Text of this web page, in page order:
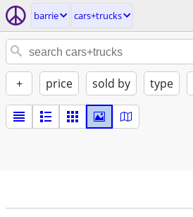
barrie cars+trucks
+ price sold by type